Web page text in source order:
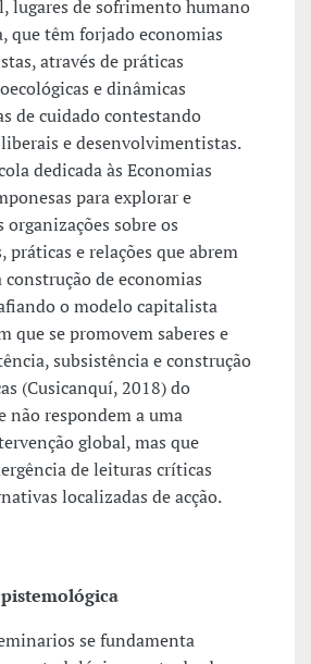
lugares de sofrimento humano
que têm forjado economias
através de práticas
e dinâmicas
de cuidado contestando
e desenvolvimentistas.
dedicada às Economias
para explorar e
organizações sobre os
práticas e relações que abrem
de economias
o modelo capitalista
que se promovem saberes e
subsistência e construção
(Cusicanquí, 2018) do
não respondem a uma
global, mas que
de leituras críticas
localizadas de acção.
se fundamenta